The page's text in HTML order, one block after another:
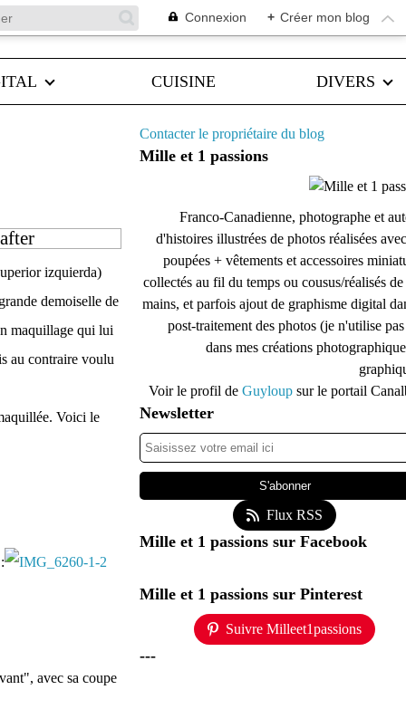
Connexion + Créer mon blog
CUISINE DIVERS
izquierda)
demoiselle de
maquillage qui lui
au contraire voulu
Voici le
avec sa coupe
Contacter le propriétaire du blog
Mille et 1 passions
Franco-Canadienne, photographe et
d'histoires illustrées de photos réalisées
poupées + vêtements et accessoires
collectés au fil du temps ou cousus/réalisés de
mains, et parfois ajout de graphisme digital
post-traitement des photos (je n'utilise
dans mes créations
Voir le profil de Guyloup sur le portail
Newsletter
Flux RSS
Mille et 1 passions sur Facebook
Mille et 1 passions sur Pinterest
Suivre Milleet1passions
---